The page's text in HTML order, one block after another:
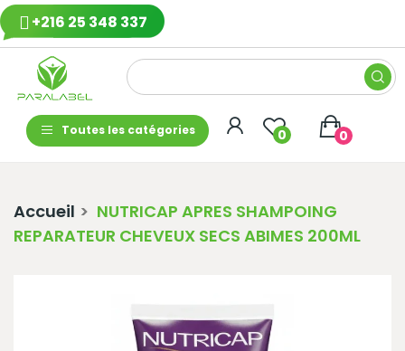
+216 25 348 337
Toutes les catégories 0 0
Accueil
NUTRICAP APRES SHAMPOING
REPARATEUR CHEVEUX SECS ABIMES 200ML